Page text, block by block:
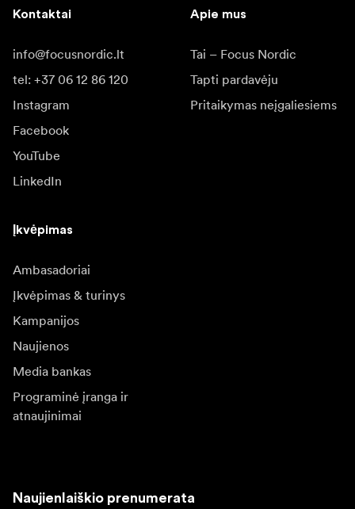
Kontaktai
info@focusnordic.lt
tel: +37 06 12 86 120
Instagram
Facebook
YouTube
LinkedIn
Apie mus
Tai – Focus Nordic
Tapti pardavėju
Pritaikymas neįgaliesiems
Įkvėpimas
Ambasadoriai
Įkvėpimas & turinys
Kampanijos
Naujienos
Media bankas
Programinė įranga ir
atnaujinimai
Naujienlaiškio prenumerata